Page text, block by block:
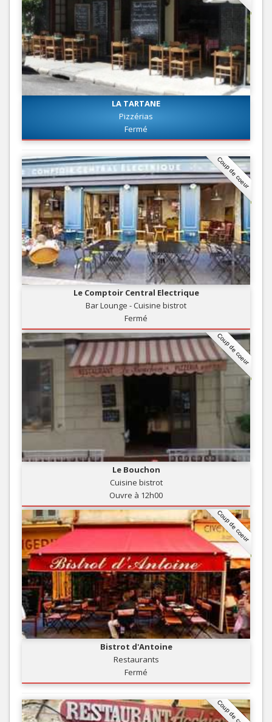
LA TARTANE
Pizzérias
Fermé
Coup de coeur
Le Comptoir Central Electrique
Bar Lounge - Cuisine bistrot
Fermé
Coup de coeur
Le Bouchon
Cuisine bistrot
Ouvre à 12h00
Coup de coeur
Bistrot d'Antoine
Restaurants
Fermé